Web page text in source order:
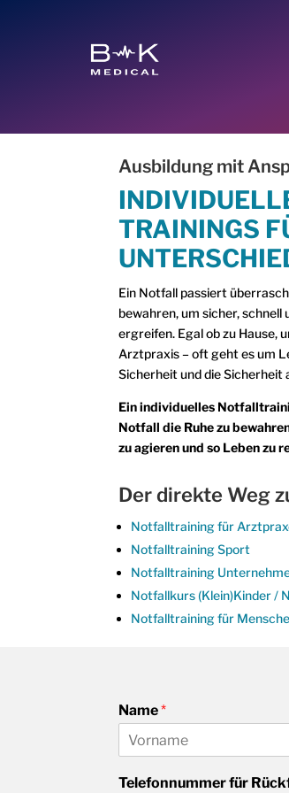
Ausbildung mit
TRAININGS
Ein Notfall passiert
bewahren, um sicher,
ergreifen. Egal ob zu Hause,
Arztpraxis – oft geht es um
Sicherheit und die Sicherheit
Ein individuelles
Notfall die Ruhe zu
zu agieren und so Leben zu
Der direkte Weg
Notfalltraining für
Notfalltraining Sport
Notfalltraining
Notfallkurs (Klein)Kinder /
Notfalltraining für
Name*
o
Telefonnummer für